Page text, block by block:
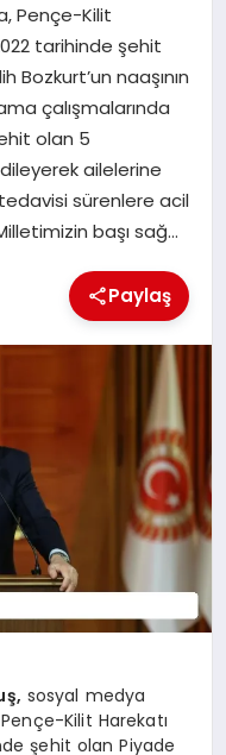
Pençe-Kilit
tarihinde şehit
Bozkurt’un naaşının
çalışmalarında
olan 5
ailelerine
tedavisi sürenlere acil
başı sağ…
Paylaş
sosyal medya
Kilit Harekatı
şehit olan Piyade